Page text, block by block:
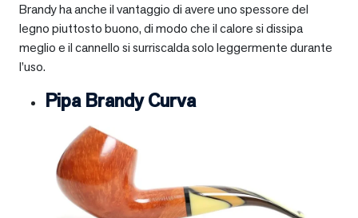
Brandy ha anche il vantaggio di avere uno spessore del
legno piuttosto buono, di modo che il calore si dissipa
meglio e il cannello si surriscalda solo leggermente durante
l’uso.
Pipa Brandy Curva